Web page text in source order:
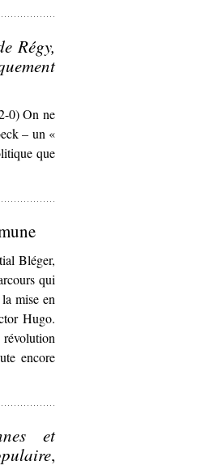
Régy,
0) On ne
– un «
que
Bléger,
qui
mise en
Hugo.
encore
et
,